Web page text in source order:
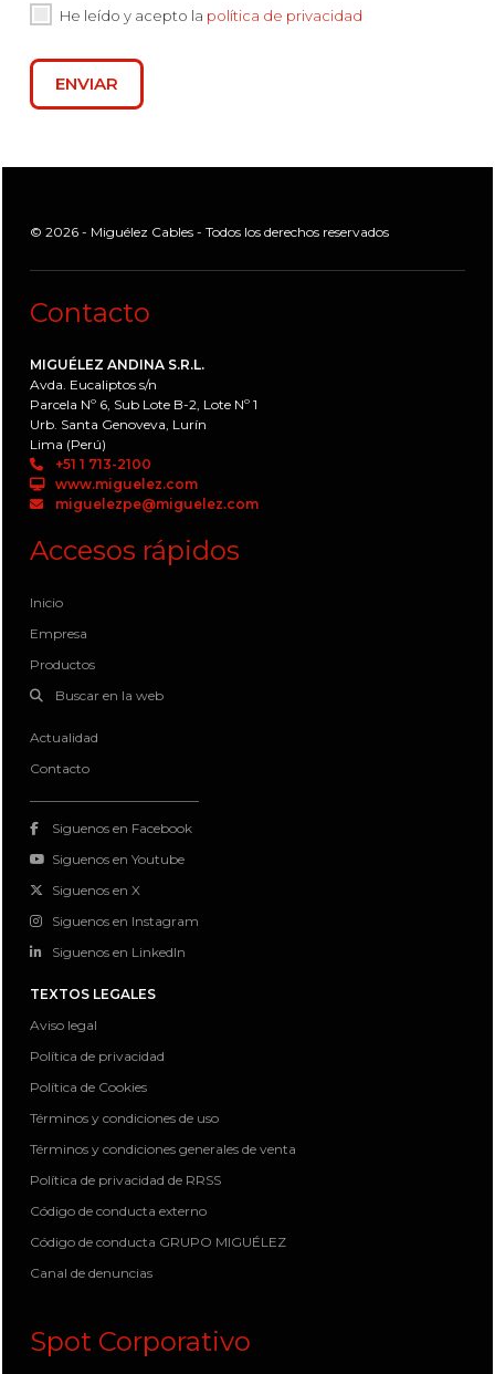
He leído y acepto la política de privacidad
ENVIAR
© 2026 - Miguélez Cables - Todos los derechos reservados
Contacto
MIGUÉLEZ ANDINA S.R.L.
Avda. Eucaliptos s/n
Parcela Nº 6, Sub Lote B-2, Lote Nº 1
Urb. Santa Genoveva, Lurín
Lima (Perú)
+51 1 713-2100
www.miguelez.com
miguelezpe@miguelez.com
Accesos rápidos
Inicio
Empresa
Productos
Buscar en la web
Actualidad
Contacto
Siguenos en Facebook
Siguenos en Youtube
Siguenos en X
Siguenos en Instagram
Siguenos en LinkedIn
TEXTOS LEGALES
Aviso legal
Política de privacidad
Política de Cookies
Términos y condiciones de uso
Términos y condiciones generales de venta
Política de privacidad de RRSS
Código de conducta externo
Código de conducta GRUPO MIGUÉLEZ
Canal de denuncias
Spot Corporativo